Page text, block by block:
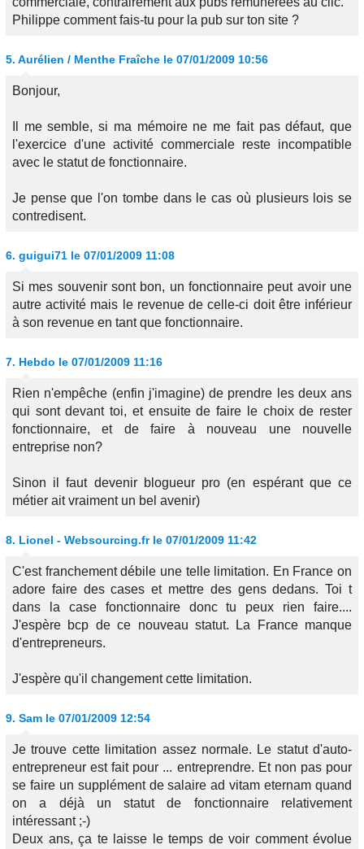
Philippe comment fais-tu pour la pub sur ton site ?
5. Aurélien / Menthe Fraîche le 07/01/2009 10:56
Bonjour,
Il me semble, si ma mémoire ne me fait pas défaut, que
l'exercice d'une activité commerciale reste incompatible
avec le statut de fonctionnaire.
Je pense que l'on tombe dans le cas où plusieurs lois se
contredisent.
6. guigui71 le 07/01/2009 11:08
Si mes souvenir sont bon, un fonctionnaire peut avoir une
autre activité mais le revenue de celle-ci doit être inférieur
à son revenue en tant que fonctionnaire.
7. Hebdo le 07/01/2009 11:16
Rien n'empêche (enfin j'imagine) de prendre les deux ans
qui sont devant toi, et ensuite de faire le choix de rester
fonctionnaire, et de faire à nouveau une nouvelle
entreprise non?
Sinon il faut devenir blogueur pro (en espérant que ce
métier ait vraiment un bel avenir)
8. Lionel - Websourcing.fr le 07/01/2009 11:42
C'est franchement débile une telle limitation. En France on
adore faire des cases et mettre des gens dedans. Toi t
dans la case fonctionnaire donc tu peux rien faire....
J'espère bcp de ce nouveau statut. La France manque
d'entrepreneurs.
J'espère qu'il changement cette limitation.
9. Sam le 07/01/2009 12:54
Je trouve cette limitation assez normale. Le statut d'auto-
entrepreneur est fait pour ... entreprendre. Et non pas pour
se faire un supplément de salaire ad vitam eternam quand
on a déjà un statut de fonctionnaire relativement
intéressant ;-)
Deux ans, ça te laisse le temps de voir comment évolue